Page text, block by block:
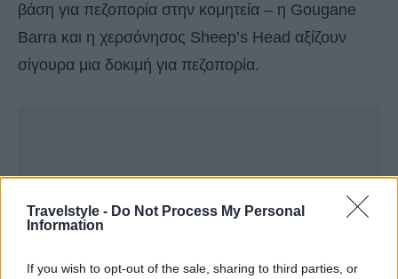
Travelstyle - Do Not Process My Personal
Information
If you wish to opt-out of the sale, sharing to third parties, or
βάση για πεζοπορία στην κομητεία – η Gougane
Barra και η χερσόνησος Sheep’s Head αξίζουν
σίγουρα μια δοκιμή για πεζοπορία.